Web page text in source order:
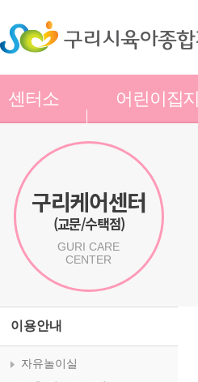
센터소
어린이집지
구리케어센터
(교문/수택점)
GURI CARE
CENTER
이용안내
자유놀이실